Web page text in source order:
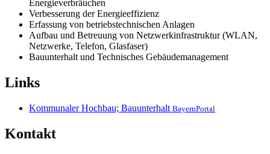
Energieverbräuchen
Verbesserung der Energieeffizienz
Erfassung von betriebstechnischen Anlagen
Aufbau und Betreuung von Netzwerkinfrastruktur (WLAN,
Netzwerke, Telefon, Glasfaser)
Bauunterhalt und Technisches Gebäudemanagement
Links
Kommunaler Hochbau; Bauunterhalt BayernPortal
Kontakt